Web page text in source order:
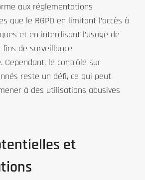
aux réglementations
que le RGPD en limitant l’accès à
et en interdisant l’usage de
de surveillance
Cependant, le contrôle sur
reste un défi, ce qui peut
à des utilisations abusives
et